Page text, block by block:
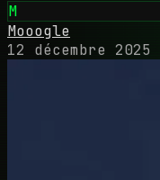
M
Mooogle
12 décembre 2025